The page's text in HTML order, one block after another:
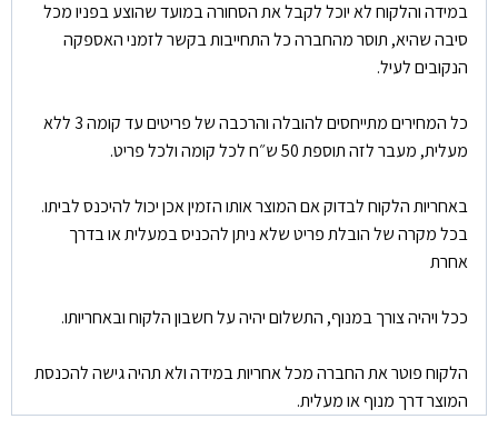
במידה והלקוח לא יוכל לקבל את הסחורה במועד שהוצע בפניו מכל
סיבה שהיא, תוסר מהחברה כל התחייבות בקשר לזמני האספקה
הנקובים לעיל.
כל המחירים מתייחסים להובלה והרכבה של פריטים עד קומה 3 ללא
מעלית, מעבר לזה תוספת 50 ש״ח לכל קומה ולכל פריט.
באחריות הלקוח לבדוק אם המוצר אותו הזמין אכן יכול להיכנס לביתו.
בכל מקרה של הובלת פריט שלא ניתן להכניס במעלית או בדרך
אחרת
ככל ויהיה צורך במנוף, התשלום יהיה על חשבון הלקוח ובאחריותו.
הלקוח פוטר את החברה מכל אחריות במידה ולא תהיה גישה להכנסת
המוצר דרך מנוף או מעלית.